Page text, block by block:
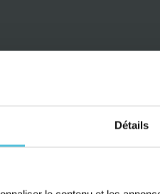
Détails
Feurs
sont présents
qu'il s'agisse
à niveau. Au